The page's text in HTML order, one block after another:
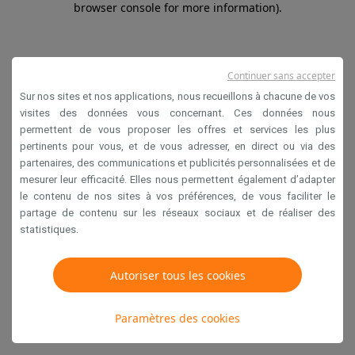
browser console for more information).
Sur nos sites et nos applications, nous recueillons à chacune de vos
visites des données vous concernant. Ces données nous
permettent de vous proposer les offres et services les plus
pertinents pour vous, et de vous adresser, en direct ou via des
partenaires, des communications et publicités personnalisées et de
mesurer leur efficacité. Elles nous permettent également d’adapter
le contenu de nos sites à vos préférences, de vous faciliter le
partage de contenu sur les réseaux sociaux et de réaliser des
statistiques.
Autoriser tous les cookies
Paramètres des cookies
Continuer sans accepter